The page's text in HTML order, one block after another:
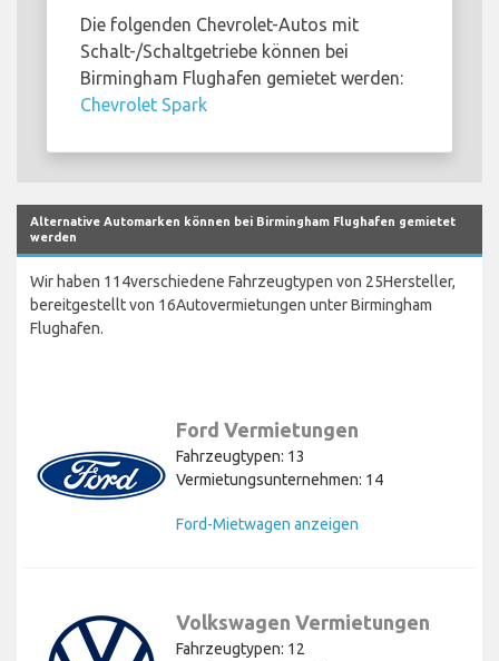
Die folgenden Chevrolet-Autos mit
Schalt-/Schaltgetriebe können bei
Birmingham Flughafen gemietet werden:
Chevrolet Spark
Alternative Automarken können bei Birmingham Flughafen gemietet
werden
Wir haben 114verschiedene Fahrzeugtypen von 25Hersteller,
bereitgestellt von 16Autovermietungen unter Birmingham
Flughafen.
Ford Vermietungen
Fahrzeugtypen: 13
Vermietungsunternehmen: 14
Ford-Mietwagen anzeigen
Volkswagen Vermietungen
Fahrzeugtypen: 12